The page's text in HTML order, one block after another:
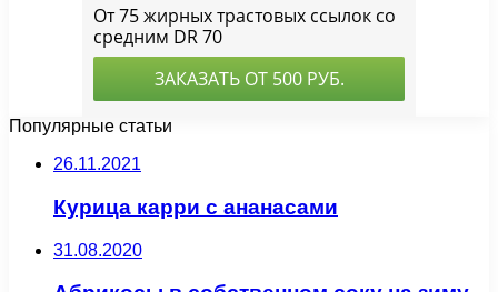
Популярные статьи
26.11.2021
Курица карри с ананасами
31.08.2020